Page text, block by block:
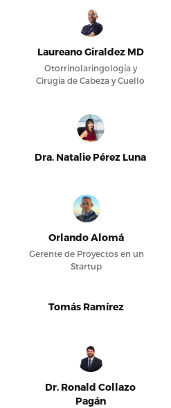
Laureano Giraldez MD
Otorrinolaringología y
Cirugía de Cabeza y Cuello
Dra. Natalie Pérez Luna
Orlando Alomá
Gerente de Proyectos en un
Startup
Tomás Ramírez
Dr. Ronald Collazo
Pagán